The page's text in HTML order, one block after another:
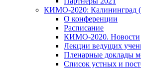
КИМО-2020: Калининград
О конференции
Расписание
КИМО-2020. Новости
Лекции ведущих
Пленарные доклады
Список устных и